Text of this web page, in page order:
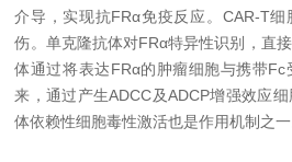
介导，实现抗FRα免疫反应。CAR-T
伤。单克隆抗体对FRα特异性识别，直
体通过将表达FRα的肿瘤细胞与携带
来，通过产生ADCC及ADCP增强效应
体依赖性细胞毒性激活也是作用机制之一